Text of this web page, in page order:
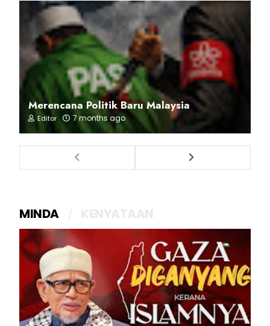
Merencana Politik Baru Malaysia
Editor 7 months ago
MINDA